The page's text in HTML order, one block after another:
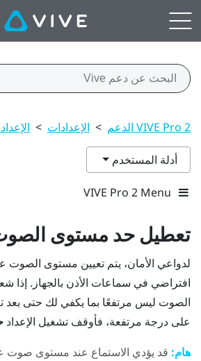
VIVE Pro 2 الدعم > الإعدادات >
أدلة المستخدم
VIVE Pro 2 Menu
تعطيل حد مستوى
لدواعي الأمان، يتم تعيين مستوى
افتراضي في سماعات الأذن بالجهاز.
الصوت ليس مرتفعًا بما يكفي لك حتى
على درجة مرتفعة، فأوقف تشغيل الإعداد
هام: قد يؤدي الاستماع عند مستوى صوت